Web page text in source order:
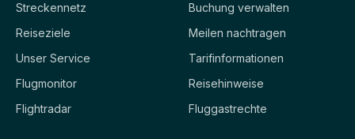
Streckennetz
Reiseziele
Unser Service
Flugmonitor
Flightradar
Buchung verwalten
Meilen nachtragen
Tarifinformationen
Reisehinweise
Fluggastrechte